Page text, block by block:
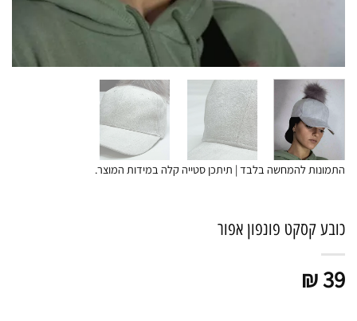
התמונות להמחשה בלבד | תיתכן סטייה קלה במידות המוצר.
כובע קסקט פונפון אפור
₪39